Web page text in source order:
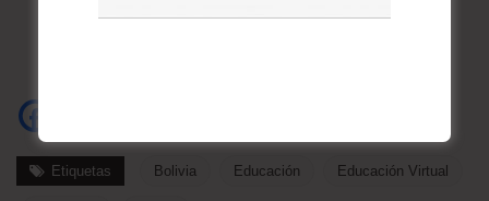
Etiquetas Bolivia Educación Educación Virtual